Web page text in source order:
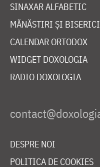
SINAXAR ALFABETIC
MĂNĂSTIRI ȘI BISERICI
CALENDAR ORTODOX
WIDGET DOXOLOGIA
RADIO DOXOLOGIA
DESPRE NOI
POLITICA DE COOKIES